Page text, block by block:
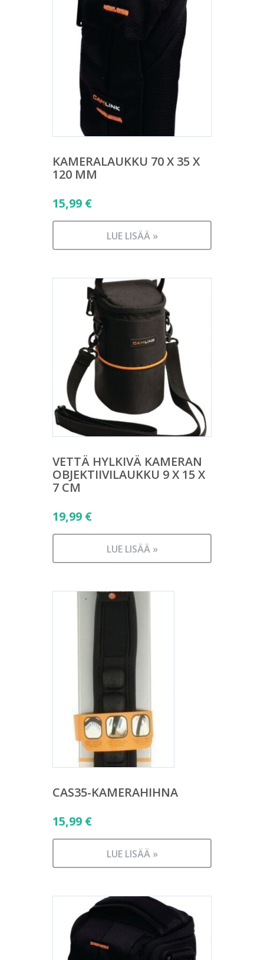
KAMERALAUKKU 70 X 35 X
120 MM
15,99 €
LUE LISÄÄ »
VETTÄ HYLKIVÄ KAMERAN
OBJEKTIIVILAUKKU 9 X 15 X
7 CM
19,99 €
LUE LISÄÄ »
CAS35-KAMERAHIHNA
15,99 €
LUE LISÄÄ »